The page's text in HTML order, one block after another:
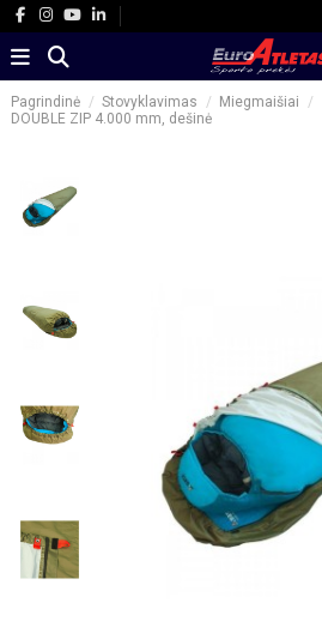
Pagrindinė Stovyklavimas Miegmaišiai
DOUBLE ZIP 4.000 mm, dešinė